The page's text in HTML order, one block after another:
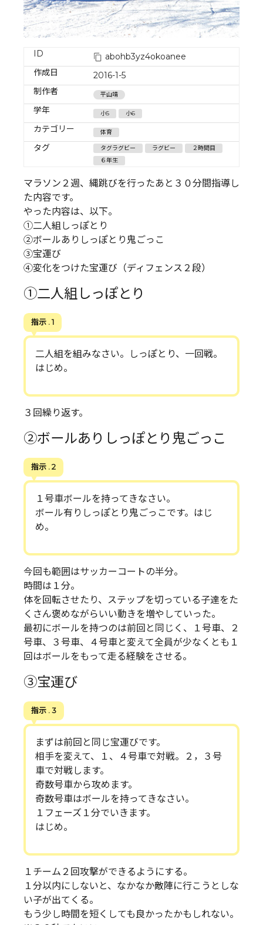
ID
abohb3yz4okoanee
作成日
2016-1-5
制作者
平山靖
学年 小5 小6
カテゴリー 体育
タグ タグラグビー ラグビー
２時間目
６年生
マラソン２週、縄跳びを行ったあと３０分間指導し
た内容です。
やった内容は、以下。
①二人組しっぽとり
②ボールありしっぽとり鬼ごっこ
③宝運び
④変化をつけた宝運び（ディフェンス２段）
①二人組しっぽとり
指示 . 1
二人組を組みなさい。しっぽとり、一回戦。
はじめ。
３回繰り返す。
②ボールありしっぽとり鬼ごっこ
指示 . 2
１号車ボールを持ってきなさい。
ボール有りしっぽとり鬼ごっこです。はじ
め。
今回も範囲はサッカーコートの半分。
時間は１分。
体を回転させたり、ステップを切っている子達をた
くさん褒めながらいい動きを増やしていった。
最初にボールを持つのは前回と同じく、１号車、２
号車、３号車、４号車と変えて全員が少なくとも１
回はボールをもって走る経験をさせる。
③宝運び
指示 . 3
まずは前回と同じ宝運びです。
相手を変えて、１、４号車で対戦。２，３号
車で対戦します。
奇数号車から攻めます。
奇数号車はボールを持ってきなさい。
１フェーズ１分でいきます。
はじめ。
１チーム２回攻撃ができるようにする。
１分以内にしないと、なかなか敵陣に行こうとしな
い子が出てくる。
もう少し時間を短くしても良かったかもしれない。